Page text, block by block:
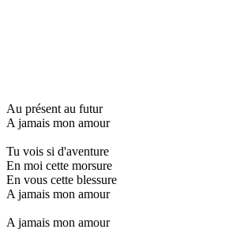
Au présent au futur
A jamais mon amour
Tu vois si d'aventure
En moi cette morsure
En vous cette blessure
A jamais mon amour
A jamais mon amour